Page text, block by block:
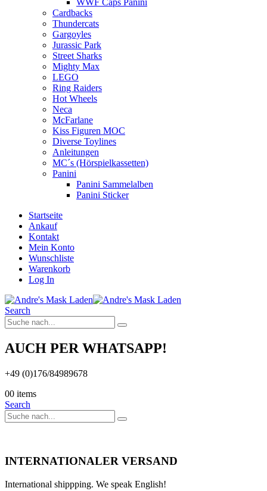
Cardbacks
Thundercats
Gargoyles
Jurassic Park
Street Sharks
Mighty Max
LEGO
Ring Raiders
Hot Wheels
Neca
McFarlane
Kiss Figuren MOC
Diverse Toylines
Anleitungen
MC´s (Hörspielkassetten)
Panini
Panini Sammelalben
Panini Sticker
Startseite
Ankauf
Kontakt
Mein Konto
Wunschliste
Warenkorb
Log In
Search
AUCH PER WHATSAPP!
+49 (0)176/84989678
00 items
Search
INTERNATIONALER VERSAND
International shippping. We speak English!